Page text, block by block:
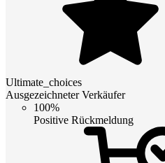
Ultimate_choices
Ausgezeichneter Verkäufer
100%
Positive Rückmeldung